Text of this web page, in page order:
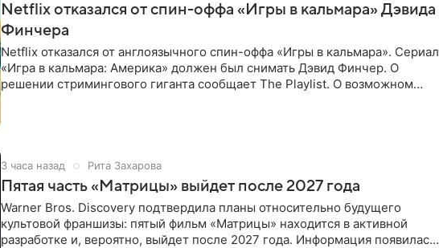
Netflix отказался от спин-оффа «Игры в кальмара» Дэвида
Финчера
Netflix отказался от англоязычного спин-оффа «Игры в кальмара». Сериал
«Игра в кальмара: Америка» должен был снимать Дэвид Финчер. О
решении стримингового гиганта сообщает The Playlist. О возможном
3 часа назад Рита Захарова
Пятая часть «Матрицы» выйдет после 2027 года
Warner Bros. Discovery подтвердила планы относительно будущего
культовой франшизы: пятый фильм «Матрицы» находится в активной
разработке и, вероятно, выйдет после 2027 года. Информация появилась